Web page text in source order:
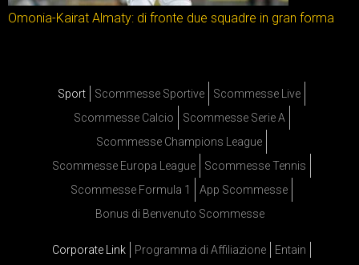
Omonia-Kairat Almaty: di fronte due squadre in gran forma
Sport Scommesse Sportive
Scommesse Live
Scommesse Calcio
Scommesse Serie A
Scommesse Champions League
Scommesse Europa League
Scommesse Tennis
Scommesse Formula 1
App Scommesse
Bonus di Benvenuto Scommesse
Corporate Link Programma di Affiliazione
Entain